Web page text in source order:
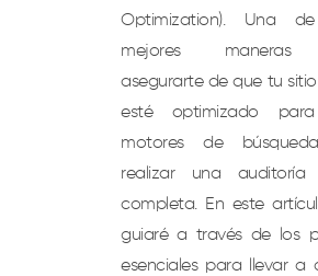
Optimization). Una
mejores
asegurarte de que tu
esté optimizado
motores de
realizar una auditoría
completa. En este
guiaré a través de los
esenciales para llevar a